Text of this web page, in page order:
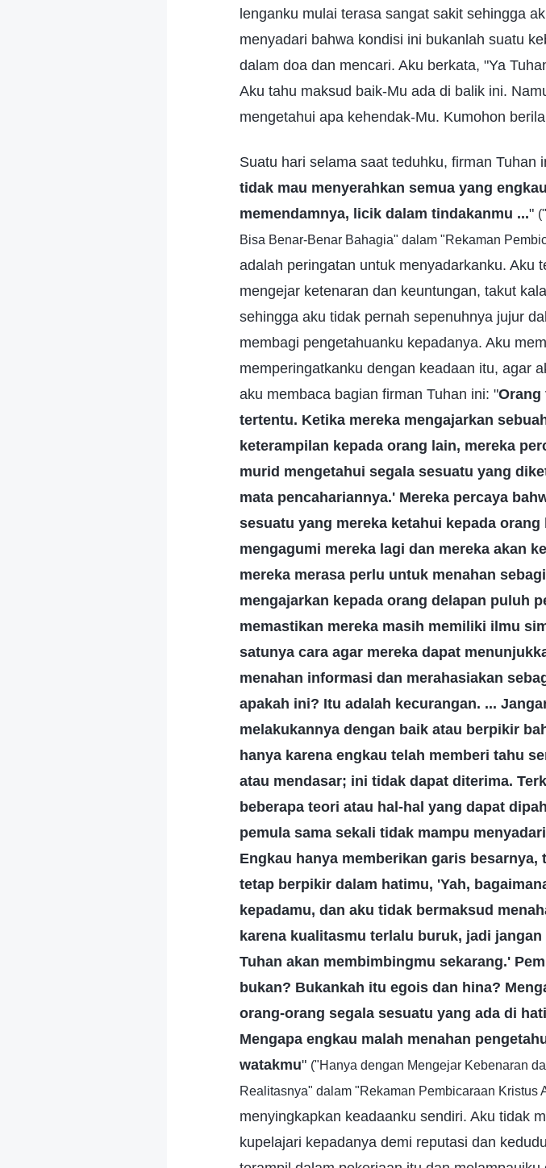
lenganku mulai terasa sangat sakit sehingga
menyadari bahwa kondisi ini bukanlah suatu
dalam doa dan mencari. Aku berkata, "Ya
Aku tahu maksud baik-Mu ada di balik ini.
mengetahui apa kehendak-Mu. Kumohon
Suatu hari selama saat teduhku, firman Tuhan
tidak mau menyerahkan semua yang
memendamnya, licik dalam tindakanmu ..."
Bisa Benar-Benar Bahagia" dalam "Rekaman
adalah peringatan untuk menyadarkanku. Aku
mengejar ketenaran dan keuntungan, takut
sehingga aku tidak pernah sepenuhnya jujur
membagi pengetahuanku kepadanya. Aku
memperingatkanku dengan keadaan itu, agar
aku membaca bagian firman Tuhan ini: "Orang
tertentu. Ketika mereka mengajarkan
keterampilan kepada orang lain, mereka
murid mengetahui segala sesuatu yang
mata pencahariannya.' Mereka percaya
sesuatu yang mereka ketahui kepada
mengagumi mereka lagi dan mereka akan
mereka merasa perlu untuk menahan
mengajarkan kepada orang delapan puluh
memastikan mereka masih memiliki ilmu
satunya cara agar mereka dapat
menahan informasi dan merahasiakan
apakah ini? Itu adalah kecurangan. ...
melakukannya dengan baik atau berpikir
hanya karena engkau telah memberi tahu
atau mendasar; ini tidak dapat diterima.
beberapa teori atau hal-hal yang dapat
pemula sama sekali tidak mampu
Engkau hanya memberikan garis
tetap berpikir dalam hatimu, 'Yah,
kepadamu, dan aku tidak bermaksud
karena kualitasmu terlalu buruk, jadi
Tuhan akan membimbingmu sekarang.'
bukan? Bukankah itu egois dan hina?
orang-orang segala sesuatu yang ada di
Mengapa engkau malah menahan
watakmu" ("Hanya dengan Mengejar Kebenaran
Realitasnya" dalam "Rekaman Pembicaraan Kristus
menyingkapkan keadaanku sendiri. Aku tidak
kupelajari kepadanya demi reputasi dan